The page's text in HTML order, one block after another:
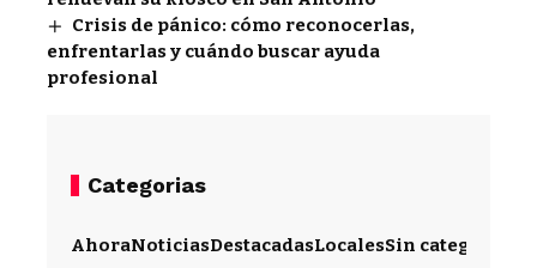
Crisis de pánico: cómo reconocerlas,
enfrentarlas y cuándo buscar ayuda
profesional
Categorias
AhoraNoticiasDestacadasLocalesSin categoría